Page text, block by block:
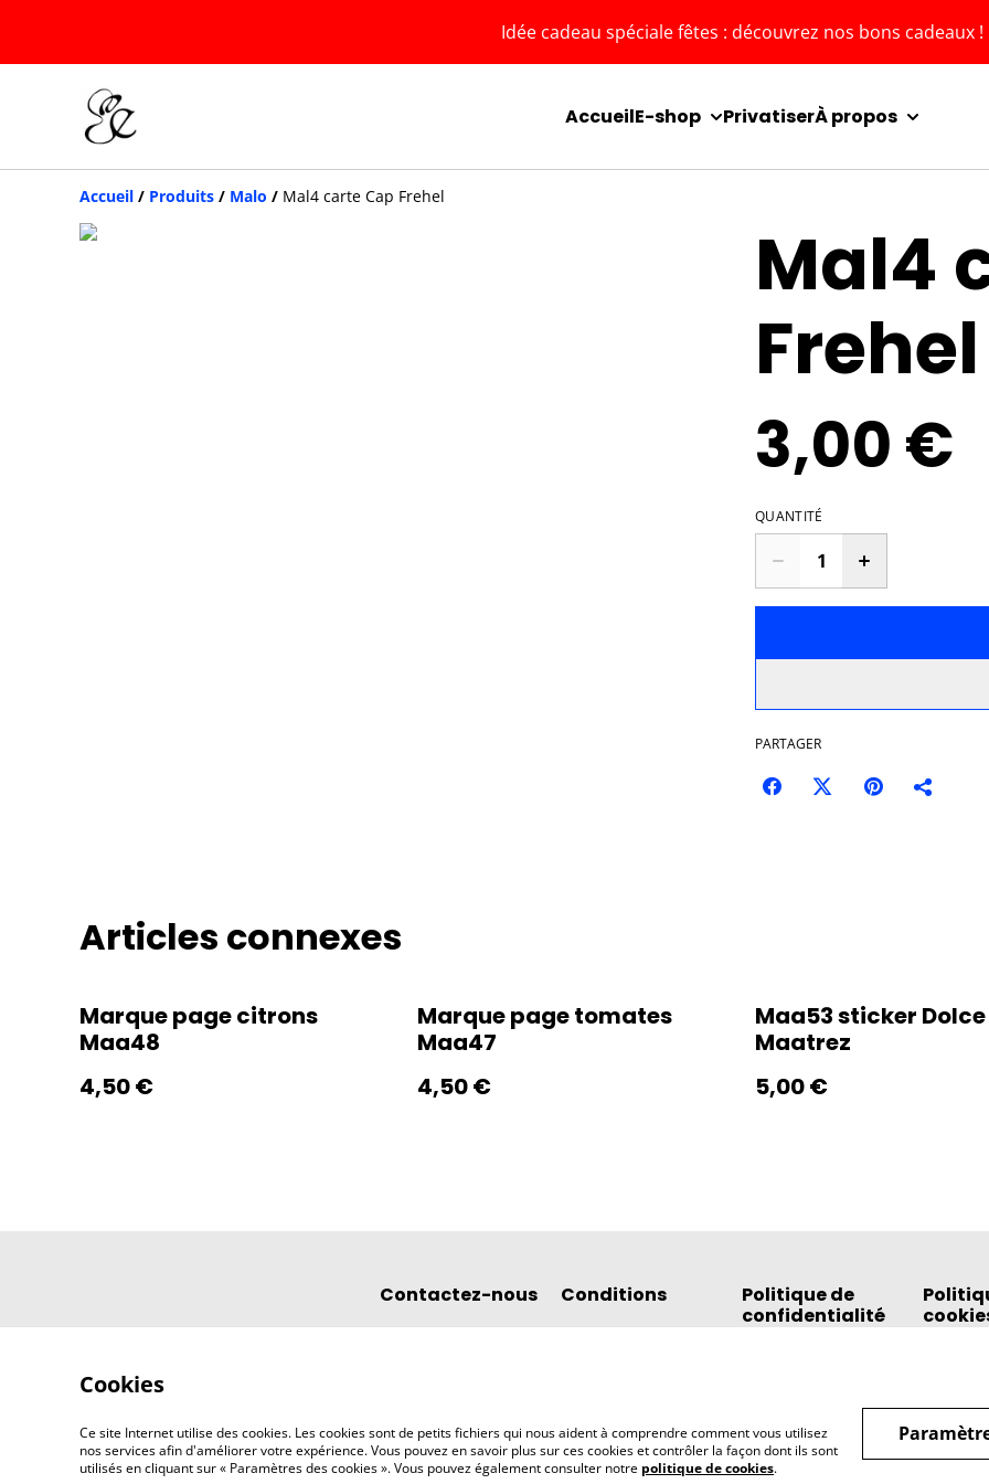
Idée cadeau spéciale fêtes : découvrez nos bons cadeaux !
AccueilE-shop PrivatiserÀ propos
Accueil / Produits / Malo / Mal4 carte Cap Frehel
Mal4
Frehel
3,00 €
QUANTITÉ
PARTAGER
Articles connexes
Marque page citrons
Maa48
4,50 €
Marque page tomates
Maa47
4,50 €
Maa53 sticker
Maatrez
5,00 €
Contactez-nous Conditions
Politique de
confidentialité
©2026 l'éclipse
Cookies
Ce site Internet utilise des cookies. Les cookies sont de petits fichiers qui nous aident à comprendre comment vous utilisez
nos services afin d'améliorer votre expérience. Vous pouvez en savoir plus sur ces cookies et contrôler la façon dont ils sont
utilisés en cliquant sur « Paramètres des cookies ». Vous pouvez également consulter notre politique de cookies.